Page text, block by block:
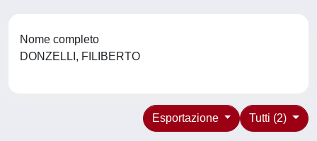
Nome completo
DONZELLI, FILIBERTO
Tutti (2)
Esportazione